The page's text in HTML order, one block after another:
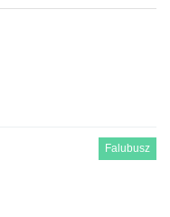
Falubusz